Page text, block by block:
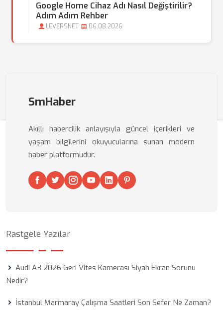
Google Home Cihaz Adı Nasıl Değiştirilir?
Adım Adım Rehber
LEVERSNET 06.08.2026
SmHaber
Akıllı habercilik anlayışıyla güncel içerikleri ve
yaşam bilgilerini okuyucularına sunan modern
haber platformudur.
Rastgele Yazılar
Audi A3 2026 Geri Vites Kamerası Siyah Ekran Sorunu
Nedir?
İstanbul Marmaray Çalışma Saatleri Son Sefer Ne Zaman?